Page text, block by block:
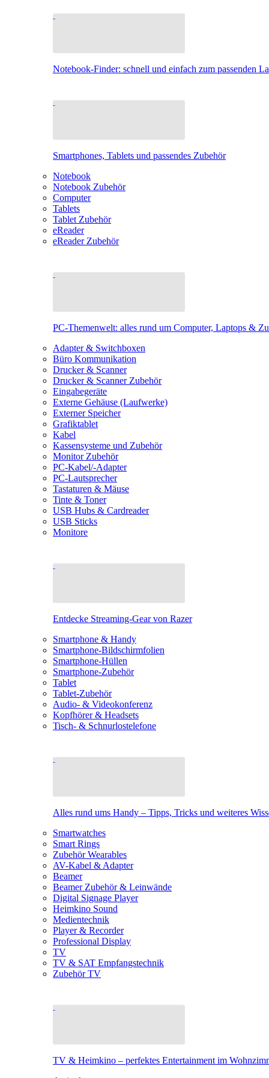
Notebook-Finder: schnell und einfach zum passenden
Smartphones, Tablets und passendes Zubehör
Notebook
Notebook Zubehör
Computer
Tablets
Tablet Zubehör
eReader
eReader Zubehör
PC-Themenwelt: alles rund um Computer, Laptops &
Adapter & Switchboxen
Büro Kommunikation
Drucker & Scanner
Drucker & Scanner Zubehör
Eingabegeräte
Externe Gehäuse (Laufwerke)
Externer Speicher
Grafiktablet
Kabel
Kassensysteme und Zubehör
Monitor Zubehör
PC-Kabel/-Adapter
PC-Lautsprecher
Tastaturen & Mäuse
Tinte & Toner
USB Hubs & Cardreader
USB Sticks
Monitore
Entdecke Streaming-Gear von Razer
Smartphone & Handy
Smartphone-Bildschirmfolien
Smartphone-Hüllen
Smartphone-Zubehör
Tablet
Tablet-Zubehör
Audio- & Videokonferenz
Kopfhörer & Headsets
Tisch- & Schnurlostelefone
Alles rund ums Handy – Tipps, Tricks und weiteres
Smartwatches
Smart Rings
Zubehör Wearables
AV-Kabel & Adapter
Beamer
Beamer Zubehör & Leinwände
Digital Signage Player
Heimkino Sound
Medientechnik
Player & Recorder
Professional Display
TV
TV & SAT Empfangstechnik
Zubehör TV
TV & Heimkino – perfektes Entertainment im